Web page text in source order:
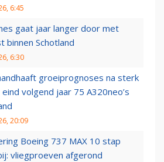
6:45
gaat jaar langer door met
binnen Schotland
6:30
groeiprognoses na sterk
eind volgend jaar 75 A320neo’s
20:09
Boeing 737 MAX 10 stap
vliegproeven afgerond